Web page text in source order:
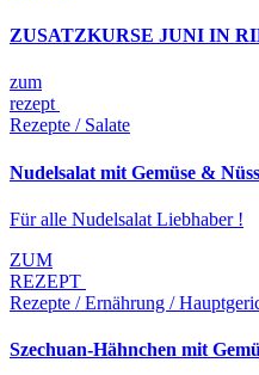
ZUSATZKURSE JUNI IN
zum
rezept
Rezepte / Salate
Nudelsalat mit Gemüse &
Für alle Nudelsalat Liebhaber !
ZUM
REZEPT
Rezepte / Ernährung /
Szechuan-Hähnchen mit